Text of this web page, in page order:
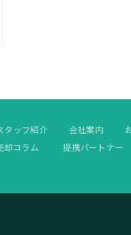
タッフ紹介 会社案内
却コラム 提携パートナー